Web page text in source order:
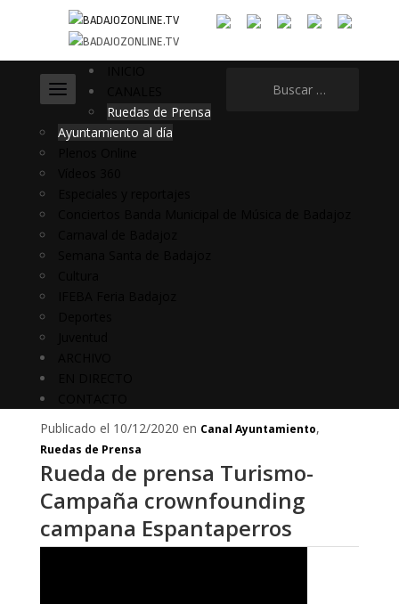
Ruedas de Prensa
Ayuntamiento al día
Publicado el 10/12/2020 en Canal Ayuntamiento,
Ruedas de Prensa
Rueda de prensa Turismo-
Campaña crownfounding
campana Espantaperros